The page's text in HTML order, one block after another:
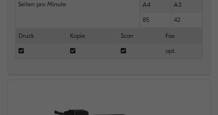
Seiten pro Minute A4 A3
85 42
Druck Kopie Scan Fax
opt.